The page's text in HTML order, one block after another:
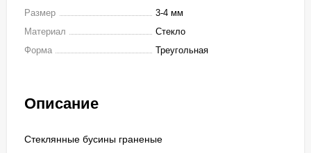
Размер
3-4 мм
Материал
Стекло
Форма
Треугольная
Описание
Стеклянные бусины граненые